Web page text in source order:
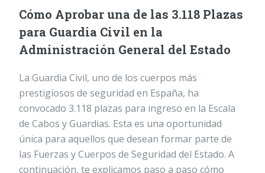
Cómo Aprobar una de las 3.118 Plazas
para Guardia Civil en la
Administración General del Estado
La Guardia Civil, uno de los cuerpos más
prestigiosos de seguridad en España, ha
convocado 3.118 plazas para ingreso en la Escala
de Cabos y Guardias. Esta es una oportunidad
única para aquellos que desean formar parte de
las Fuerzas y Cuerpos de Seguridad del Estado. A
continuación, te explicamos paso a paso cómo